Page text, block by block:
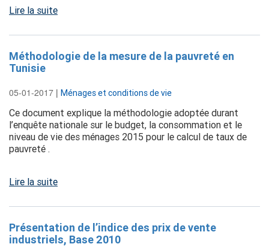
Lire la suite
Méthodologie de la mesure de la pauvreté en
Tunisie
05-01-2017 | Ménages et conditions de vie
Ce document explique la méthodologie adoptée durant
l’enquête nationale sur le budget, la consommation et le
niveau de vie des ménages 2015 pour le calcul de taux de
pauvreté .
Lire la suite
Présentation de l’indice des prix de vente
industriels, Base 2010